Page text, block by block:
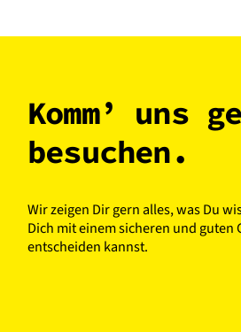
Komm’ uns
besuchen.
Wir zeigen Dir gern alles, was Du
Dich mit einem sicheren und guten
entscheiden kannst.